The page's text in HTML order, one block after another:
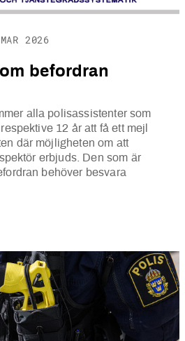
2026
befordran
alla polisassistenter som
12 år att få ett mejl
där möjligheten om att
erbjuds. Den som är
behöver besvara